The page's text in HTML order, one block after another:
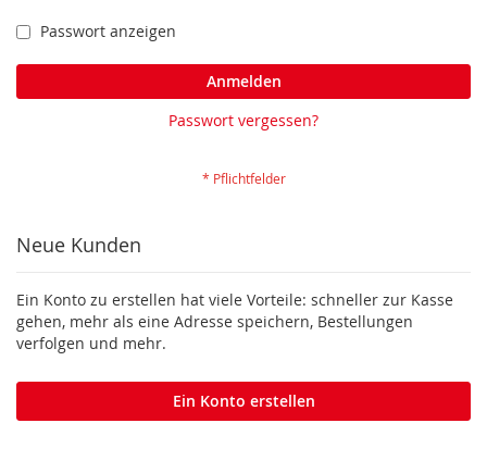
Passwort anzeigen
Anmelden
Passwort vergessen?
Neue Kunden
Ein Konto zu erstellen hat viele Vorteile: schneller zur Kasse
gehen, mehr als eine Adresse speichern, Bestellungen
verfolgen und mehr.
Ein Konto erstellen